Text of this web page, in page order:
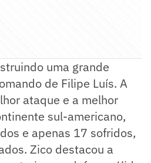
uma grande
de Filipe Luís. A
ataque e a melhor
sul-americano,
e apenas 17 sofridos,
Zico destacou a